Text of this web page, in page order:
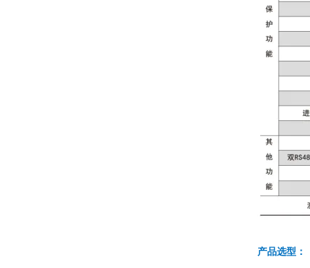
产品选型：